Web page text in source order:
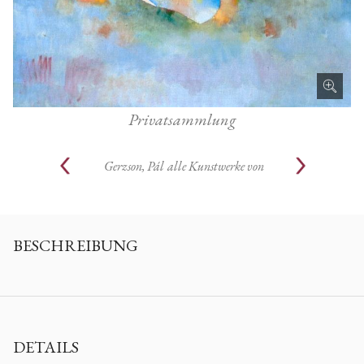
Privatsammlung
Gerzson, Pál alle Kunstwerke von
BESCHREIBUNG
DETAILS